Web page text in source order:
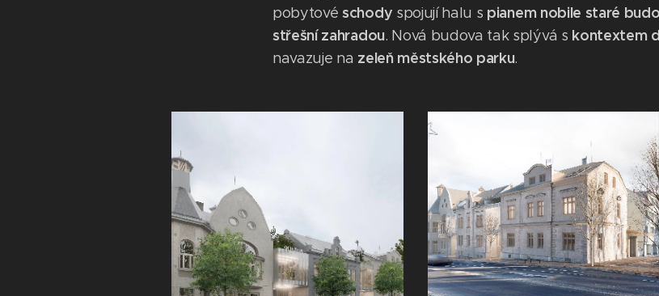
pobytové schody spojují halu s pianem nobile staré
střešní zahradou. Nová budova tak splývá s kontextem
navazuje na zeleň městského parku.